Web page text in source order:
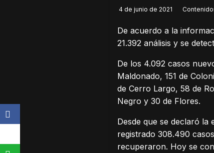
4 de junio de 2021
De acuerdo a la
21.392 análisis y se
De los 4.092 casos
Maldonado, 151 de
de Cerro Largo, 58 de
Negro y 30 de Flores.
Desde que se declaró la
registrado 308.490
recuperaron. Hoy se